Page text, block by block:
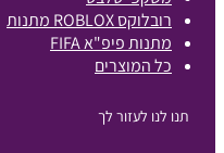
רובלוקס ROBLOX מתנות
מתנות פיפ"א FIFA
כל המוצרים
תנו לנו לעזור לך